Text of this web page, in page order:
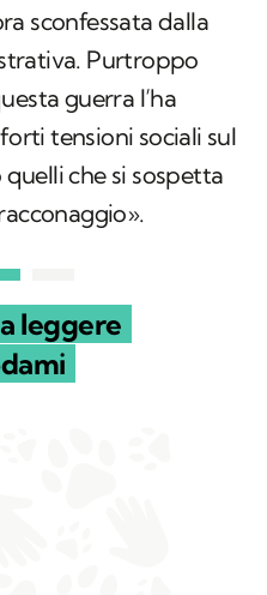
sconfessata dalla
Purtroppo
guerra l’ha
tensioni sociali sul
che si sospetta
leggere